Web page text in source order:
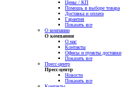
Цены / КП
Помощь в выборе товара
Доставка и оплата
Гарантия
Показать все
О компании
О компании
О нас
Контакты
Офисы и пункты доставки
Показать все
Пресс-центр
Пресс-центр
Новости
Показать все